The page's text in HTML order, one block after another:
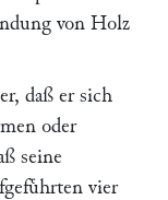
von Holz
daß er sich
oder
seine
vier